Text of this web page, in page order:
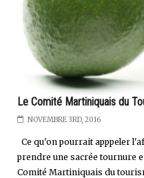
Le Comité Martiniquais du
NOVEMBRE 3RD, 2016
Ce qu'on pourrait apppeler
prendre une sacrée tournure
Comité Martiniquais du